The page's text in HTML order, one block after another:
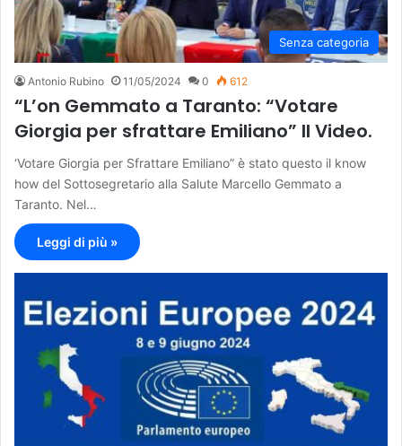
Senza categoria
Antonio Rubino 11/05/2024 0 612
“L’on Gemmato a Taranto: “Votare
Giorgia per sfrattare Emiliano” Il Video.
‘Votare Giorgia per Sfrattare Emiliano” è stato questo il know
how del Sottosegretario alla Salute Marcello Gemmato a
Taranto. Nel…
Leggi di più »